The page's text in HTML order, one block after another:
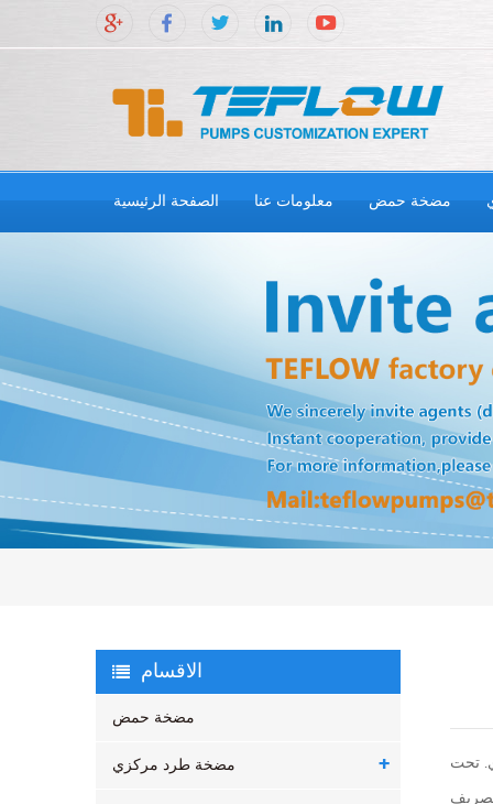
الصفحة الرئيسية معلومات عنا مضخة حمض
الاقسام
مضخة حمض
مضخة طرد مركزي
تحت